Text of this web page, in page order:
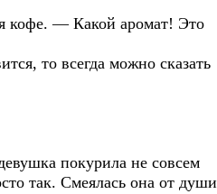
кофе. — Какой аромат! Это
то всегда можно сказать
покурила не совсем
так. Смеялась она от души